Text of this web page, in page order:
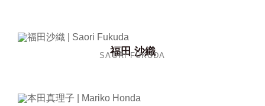
福田 沙織
SAORI FUKUDA